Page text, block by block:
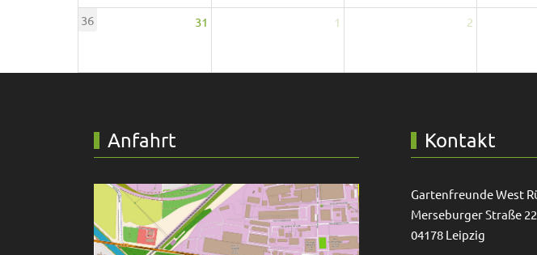
36 31 1 2
Anfahrt Kontakt
Gartenfreunde West
Merseburger Straße
04178 Leipzig